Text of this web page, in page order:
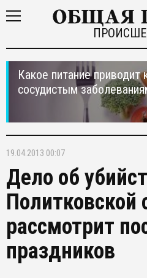
Какое питание приводит
сосудистым
19.04.2013 00:07
Дело об
Политковской
рассмотрит
праздников